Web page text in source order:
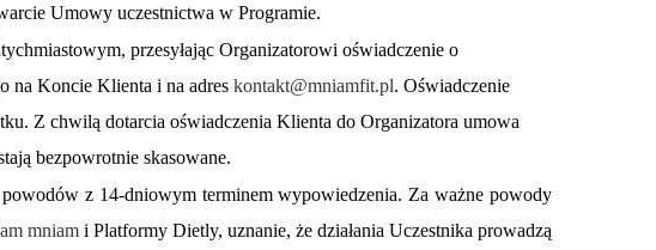
Umowy uczestnictwa w Programie.
przesyłając Organizatorowi oświadczenie o
na Koncie Klienta i na adreskontakt@mniamfit.pl. Oświadczenie
Z chwilą dotarcia oświadczenia Klienta do Organizatora umowa
bezpowrotnie skasowane.
z 14-dniowym terminem wypowiedzenia. Za ważne powody
mniami Platformy Dietly, uznanie, że działania Uczestnika prowadzą